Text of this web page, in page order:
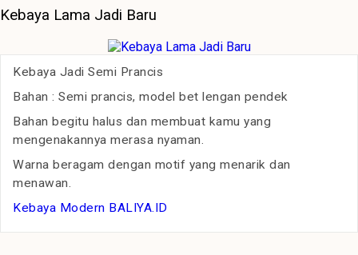
Kebaya Lama Jadi Baru
Kebaya Jadi Semi Prancis
Bahan : Semi prancis, model bet lengan pendek
Bahan begitu halus dan membuat kamu yang
mengenakannya merasa nyaman.
Warna beragam dengan motif yang menarik dan
menawan.
Kebaya Modern BALIYA.ID